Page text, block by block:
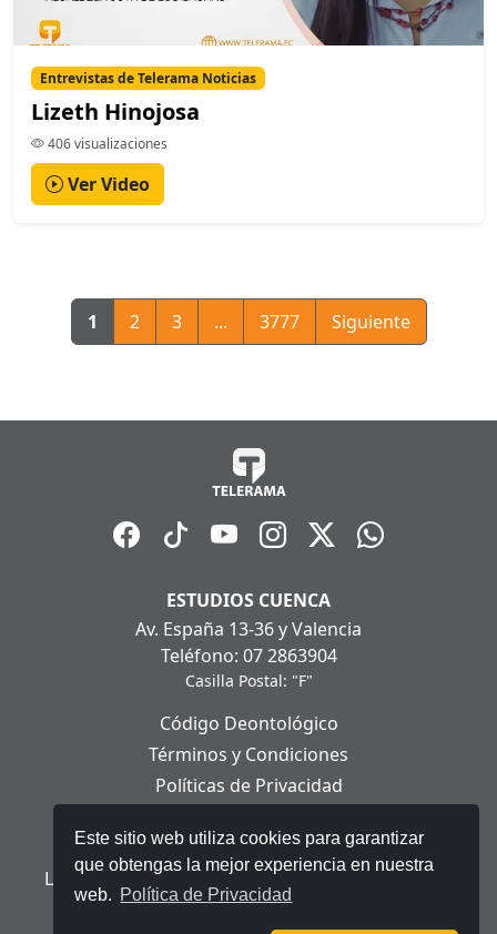
Este sitio web utiliza cookies para garantizar
que obtengas la mejor experiencia en nuestra
web. Política de Privacidad
Entrevistas de Telerama Noticias
Lizeth Hinojosa
406 visualizaciones
Ver Video
1 2 3 ... 3777 Siguiente
ESTUDIOS CUENCA
Av. España 13-36 y Valencia
Teléfono: 07 2863904
Casilla Postal: "F"
Código Deontológico
Términos y Condiciones
Políticas de Privacidad
Aviso Legal
Ley Orgánica de Protección de Datos Personales